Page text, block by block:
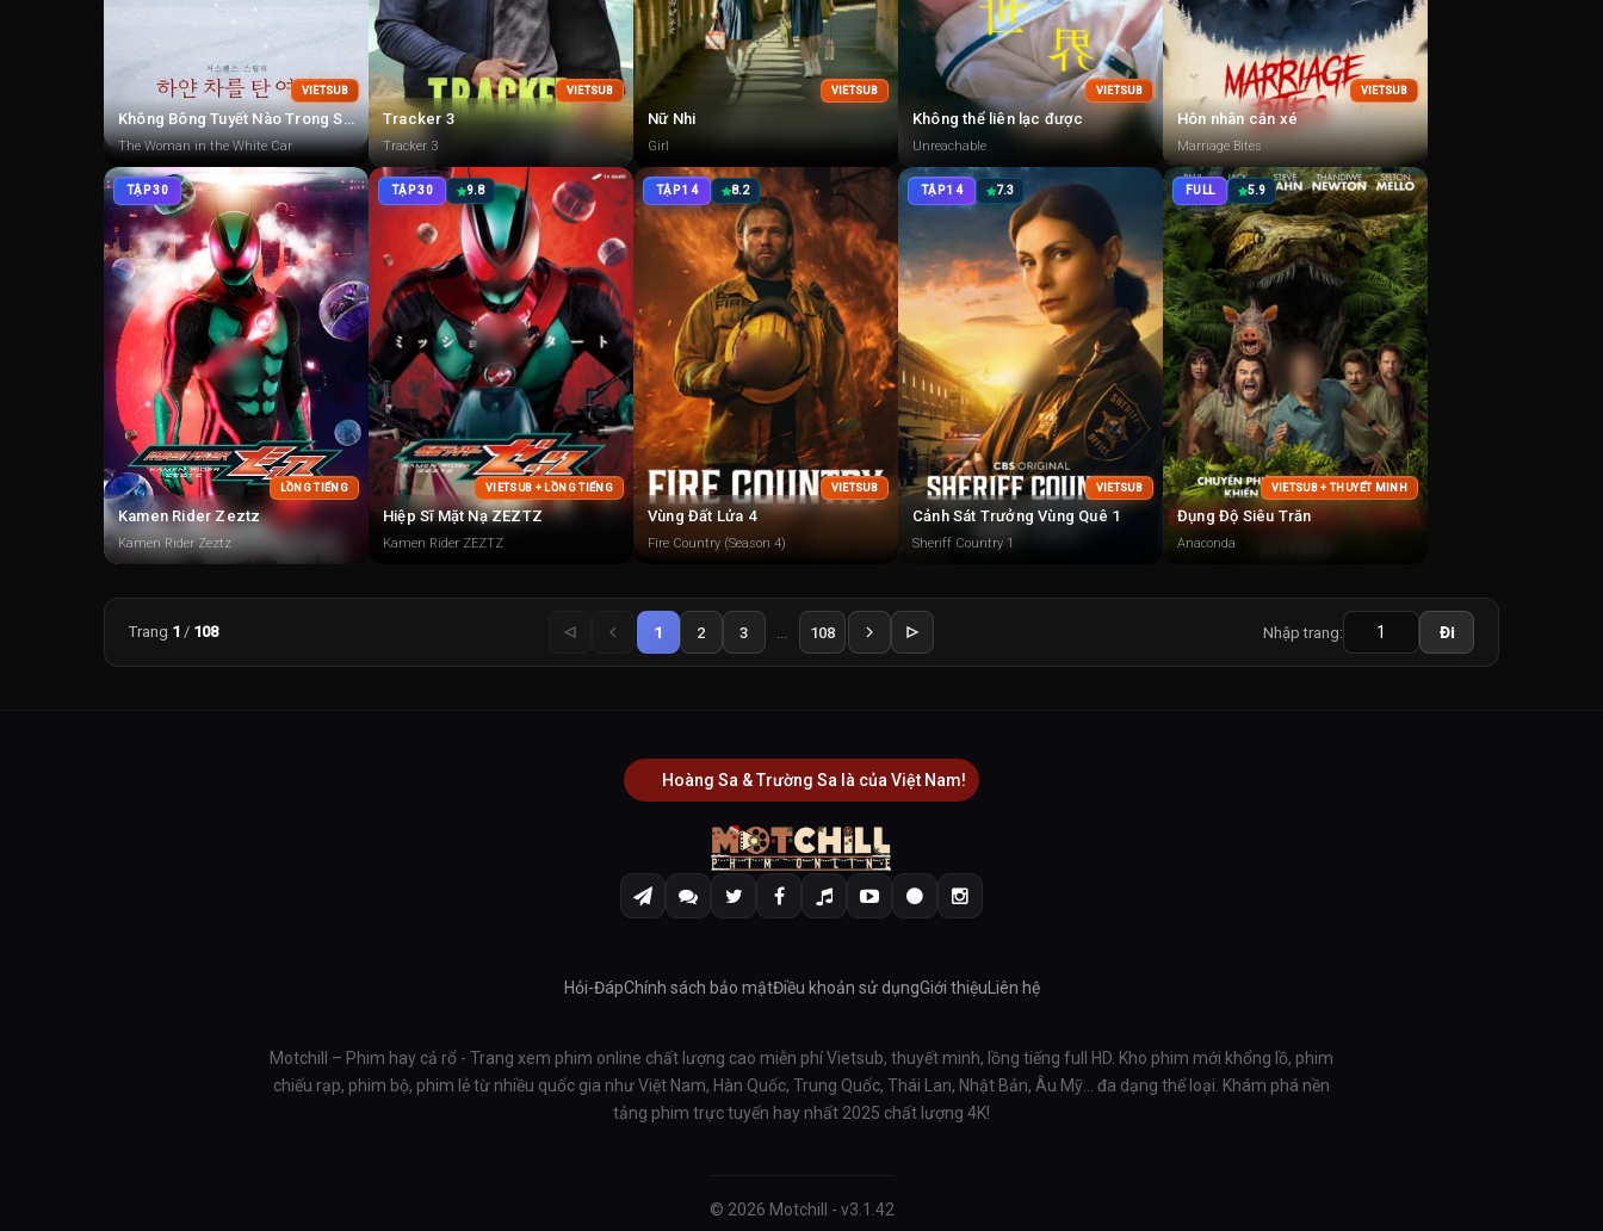
VIETSUB
Không Bông Tuyết Nào Trong Sạch
The Woman in the White Car
VIETSUB
Tracker 3
Tracker 3
VIETSUB
Nữ Nhi
Girl
VIETSUB
Không thể liên lạc được
Unreachable
VIETSUB
Hôn nhân cắn xé
Marriage Bites
TẬP 30
LỒNG TIẾNG
Kamen Rider Zeztz
Kamen Rider Zeztz
TẬP 30 9.8
VIETSUB + LỒNG TIẾNG
Hiệp Sĩ Mặt Nạ ZEZTZ
Kamen Rider ZEZTZ
TẬP 14 8.2
VIETSUB
Vùng Đất Lửa 4
Fire Country (Season 4)
TẬP 14 7.3
VIETSUB
Cảnh Sát Trưởng Vùng Quê 1
Sheriff Country 1
FULL 5.9
VIETSUB + THUYẾT MINH
Đụng Độ Siêu Trăn
Anaconda
Trang 1 / 108 1 2 3 108 Nhập trang: Đi
Hoàng Sa & Trường Sa là của Việt Nam!
Hỏi-ĐápChính sách bảo mậtĐiều khoản sử dụngGiới thiệu Liên hệ
Motchill – Phim hay cả rổ - Trang xem phim online chất lượng cao miễn phí Vietsub, thuyết minh, lồng tiếng full HD. Kho phim mới khổng lồ, phim
chiếu rạp, phim bộ, phim lẻ từ nhiều quốc gia như Việt Nam, Hàn Quốc, Trung Quốc, Thái Lan, Nhật Bản, Âu Mỹ… đa dạng thể loại. Khám phá nền
tảng phim trực tuyến hay nhất 2025 chất lượng 4K!
© 2026 Motchill - v3.1.42